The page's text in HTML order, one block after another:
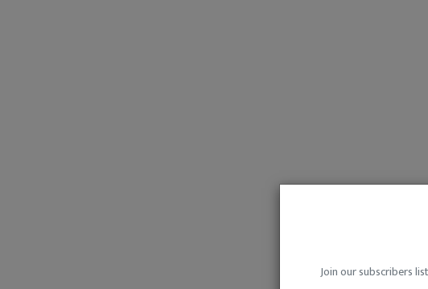
Join our subscribers